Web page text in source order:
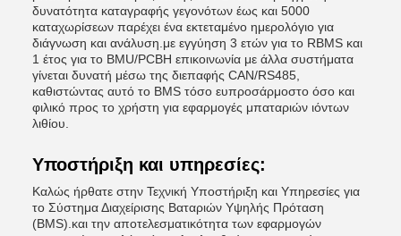
δυνατότητα καταγραφής γεγονότων έως και 5000
καταχωρίσεων παρέχει ένα εκτεταμένο ημερολόγιο για
διάγνωση και ανάλυση.με εγγύηση 3 ετών για το RBMS και
1 έτος για το BMU/PCBΗ επικοινωνία με άλλα συστήματα
γίνεται δυνατή μέσω της διεπαφής CAN/RS485,
καθιστώντας αυτό το BMS τόσο ευπροσάρμοστο όσο και
φιλικό προς το χρήστη για εφαρμογές μπαταριών ιόντων
λιθίου.
Υποστήριξη και υπηρεσίες:
Καλώς ήρθατε στην Τεχνική Υποστήριξη και Υπηρεσίες για
το Σύστημα Διαχείρισης Βαταριών Υψηλής Πρόταση
(BMS).και την αποτελεσματικότητα των εφαρμογών